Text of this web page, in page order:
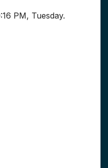
PM, Tuesday.